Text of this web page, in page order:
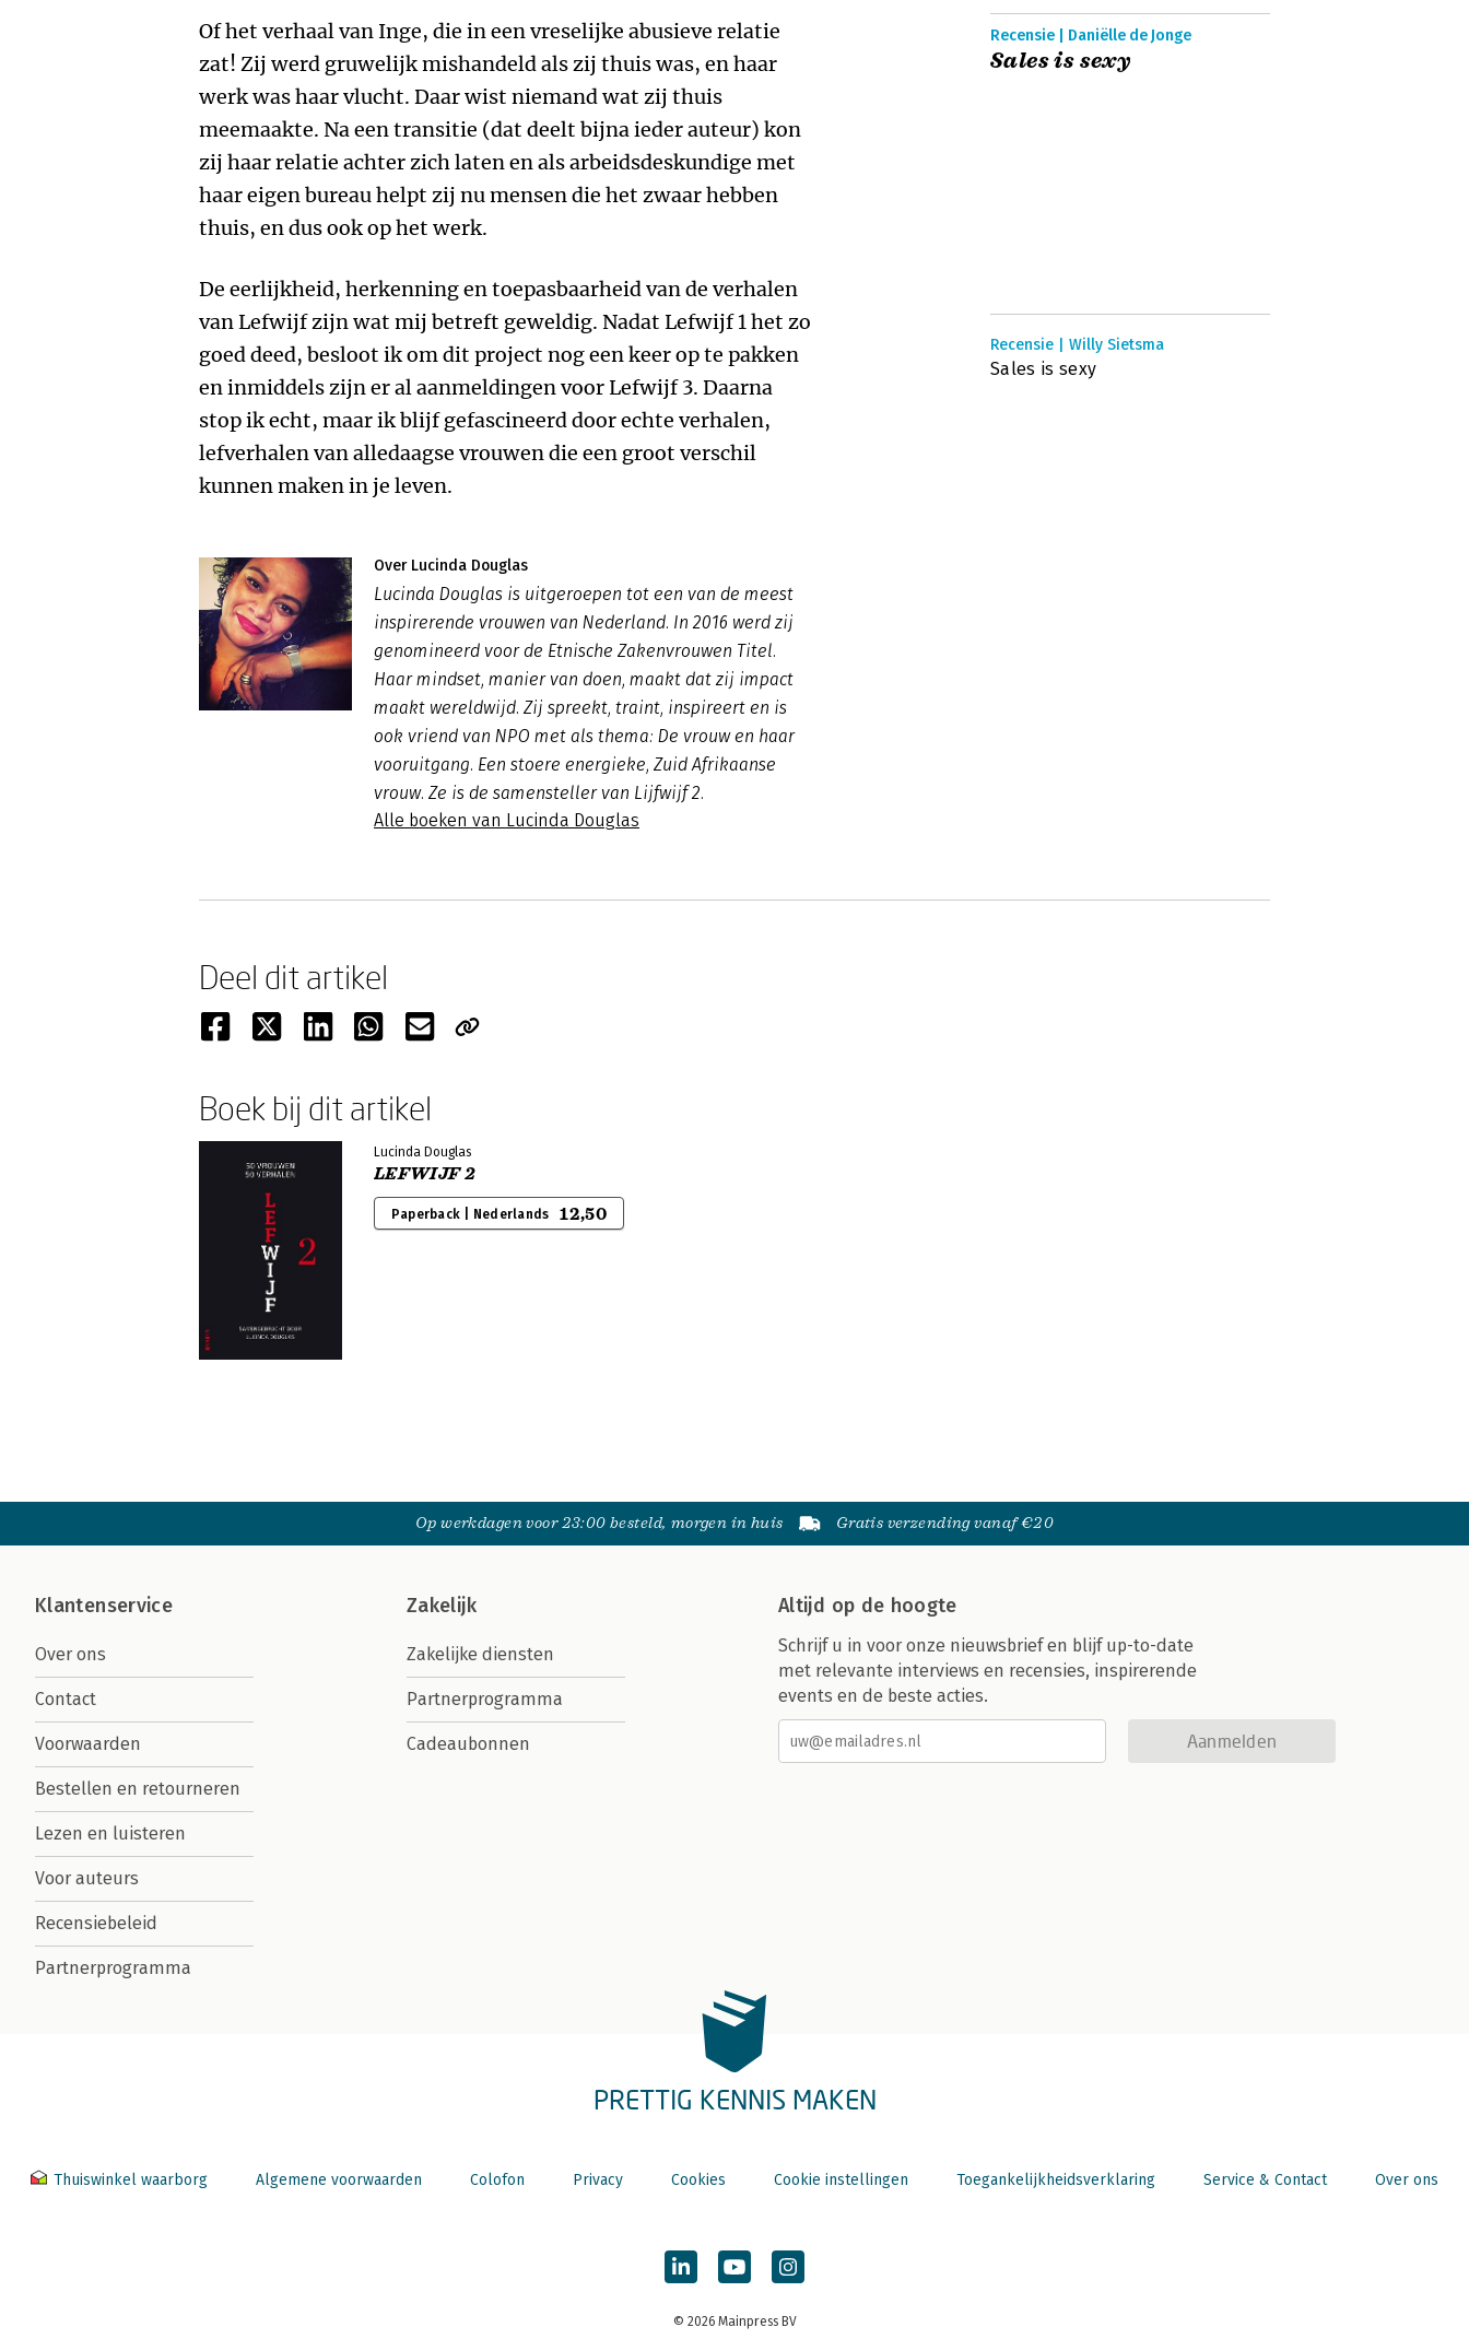
Of het verhaal van Inge, die in een vreselijke abusieve relatie
zat! Zij werd gruwelijk mishandeld als zij thuis was, en haar
werk was haar vlucht. Daar wist niemand wat zij thuis
meemaakte. Na een transitie (dat deelt bijna ieder auteur) kon
zij haar relatie achter zich laten en als arbeidsdeskundige met
haar eigen bureau helpt zij nu mensen die het zwaar hebben
thuis, en dus ook op het werk.
De eerlijkheid, herkenning en toepasbaarheid van de verhalen
van Lefwijf zijn wat mij betreft geweldig. Nadat Lefwijf 1 het zo
goed deed, besloot ik om dit project nog een keer op te pakken
en inmiddels zijn er al aanmeldingen voor Lefwijf 3. Daarna
stop ik echt, maar ik blijf gefascineerd door echte verhalen,
lefverhalen van alledaagse vrouwen die een groot verschil
kunnen maken in je leven.
Over Lucinda Douglas
Lucinda Douglas is uitgeroepen tot een van de meest
inspirerende vrouwen van Nederland. In 2016 werd zij
genomineerd voor de Etnische Zakenvrouwen Titel.
Haar mindset, manier van doen, maakt dat zij impact
maakt wereldwijd. Zij spreekt, traint, inspireert en is
ook vriend van NPO met als thema: De vrouw en haar
vooruitgang. Een stoere energieke, Zuid Afrikaanse
vrouw. Ze is de samensteller van Lijfwijf 2.
Alle boeken van Lucinda Douglas
Recensie | Daniëlle de Jonge
Sales is sexy
Recensie | Willy Sietsma
Sales is sexy
Deel dit artikel
Boek bij dit artikel
Lucinda Douglas
LEFWIJF 2
Paperback | Nederlands 12,50
Op werkdagen voor 23:00 besteld, morgen in huis Gratis verzending vanaf €20
Klantenservice
Over ons
Contact
Voorwaarden
Bestellen en retourneren
Lezen en luisteren
Voor auteurs
Recensiebeleid
Partnerprogramma
Zakelijk
Zakelijke diensten
Partnerprogramma
Cadeaubonnen
Altijd op de hoogte
Schrijf u in voor onze nieuwsbrief en blijf up-to-date
met relevante interviews en recensies, inspirerende
events en de beste acties.
Aanmelden
PRETTIG KENNIS MAKEN
Thuiswinkel waarborg Algemene voorwaarden Colofon Privacy Cookies Cookie instellingen Toegankelijkheidsverklaring Service & Contact Over ons
© 2026 Mainpress BV